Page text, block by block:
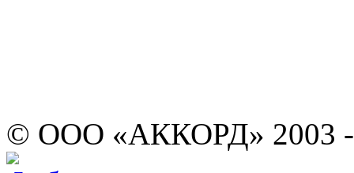
© ООО «АККОРД» 2003 -